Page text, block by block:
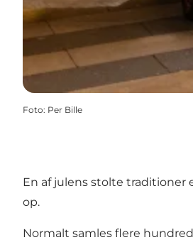
Foto: Per Bille
En af julens stolte traditioner
op.
Normalt samles flere